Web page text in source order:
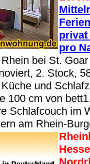
privat
pro
bei St.
2. Stock,
und
100 cm von
Schlafcouch im
am Rhein-